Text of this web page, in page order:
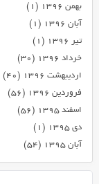
بهمن ۱۳۹۶
(۱)
آبان ۱۳۹۶
(۱)
تیر ۱۳۹۶
(۱)
خرداد ۱۳۹۶
(۳۰)
اردیبهشت ۱۳۹۶
(۴۰)
فروردین ۱۳۹۶
(۵۶)
اسفند ۱۳۹۵
(۵۶)
دی ۱۳۹۵
(۱)
آبان ۱۳۹۵
(۵۴)